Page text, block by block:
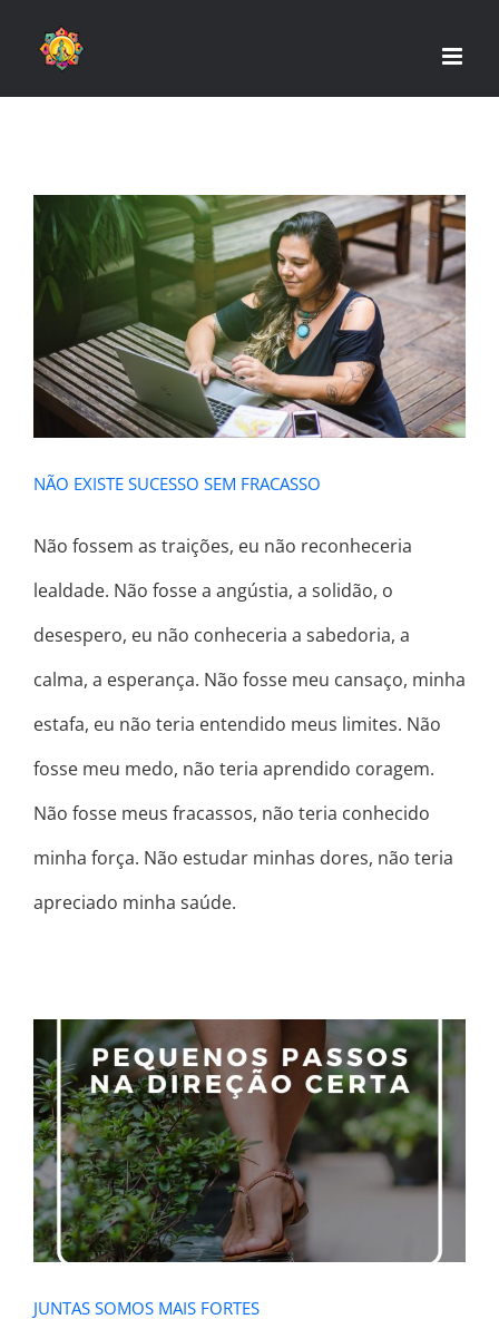
NÃO EXISTE SUCESSO SEM
FRACASSO
NÃO EXISTE SUCESSO SEM FRACASSO
Não fossem as traições, eu não reconheceria
lealdade. Não fosse a angústia, a solidão, o
desespero, eu não conheceria a sabedoria, a
calma, a esperança. Não fosse meu cansaço, minha
estafa, eu não teria entendido meus limites. Não
fosse meu medo, não teria aprendido coragem.
Não fosse meus fracassos, não teria conhecido
minha força. Não estudar minhas dores, não teria
apreciado minha saúde.
JUNTAS SOMOS MAIS FORTES
JUNTAS SOMOS MAIS FORTES